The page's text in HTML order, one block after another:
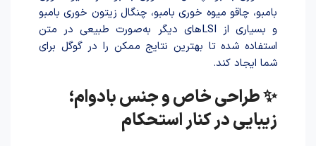
بامبو، چاقو میوه خوری بامبو، چنگال زیتون خوری بامبو
و بسیاری از LSIهای دیگر به‌صورت طبیعی در متن
استفاده شده تا بهترین نتایج ممکن را در گوگل برای
شما ایجاد کند.
✨ طراحی خاص و جنس بادوام؛
زیبایی در کنار استحکام